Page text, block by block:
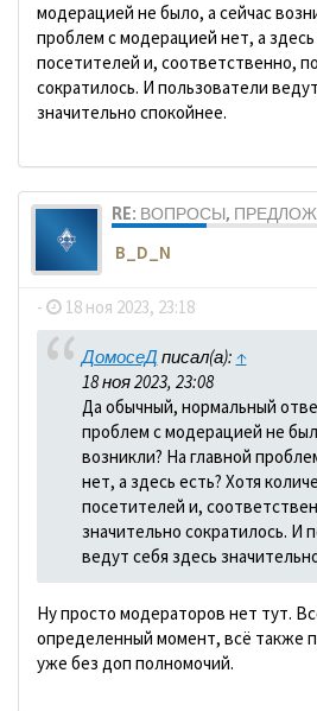
модерацией не было, а сейчас
проблем с модерацией нет, а здесь
посетителей и, соответственно,
сократилось. И пользователи
значительно спокойнее.
RE: ВОПРОСЫ,
B_D_N
- 18 ноя 2023, 23:18
ДомосеД писал(а): ↑
18 ноя 2023, 23:08
Да обычный, нормальный
проблем с модерацией не
возникли? На главной
нет, а здесь есть? Хотя
посетителей и,
значительно сократилось. И
ведут себя здесь
Ну просто модераторов нет тут.
определенный момент, всё также
уже без доп полномочий.